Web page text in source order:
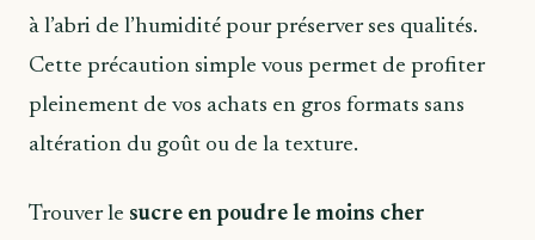
à l’abri de l’humidité pour préserver ses qualités.
Cette précaution simple vous permet de profiter
pleinement de vos achats en gros formats sans
altération du goût ou de la texture.
Trouver le sucre en poudre le moins cher